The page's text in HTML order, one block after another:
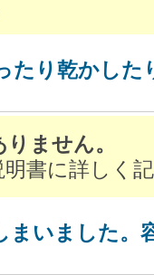
たり乾かした
ません。
明書に詳しく
まいました。